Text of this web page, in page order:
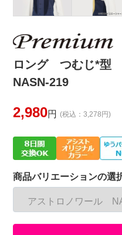
ロング つむじ*型
NASN-219
2,980円 (税込：3,278円)
商品バリエーションの選